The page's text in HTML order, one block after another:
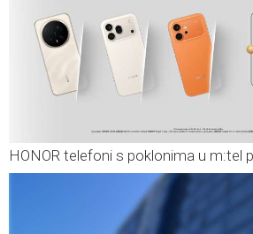
HONOR telefoni s poklonima u m:tel